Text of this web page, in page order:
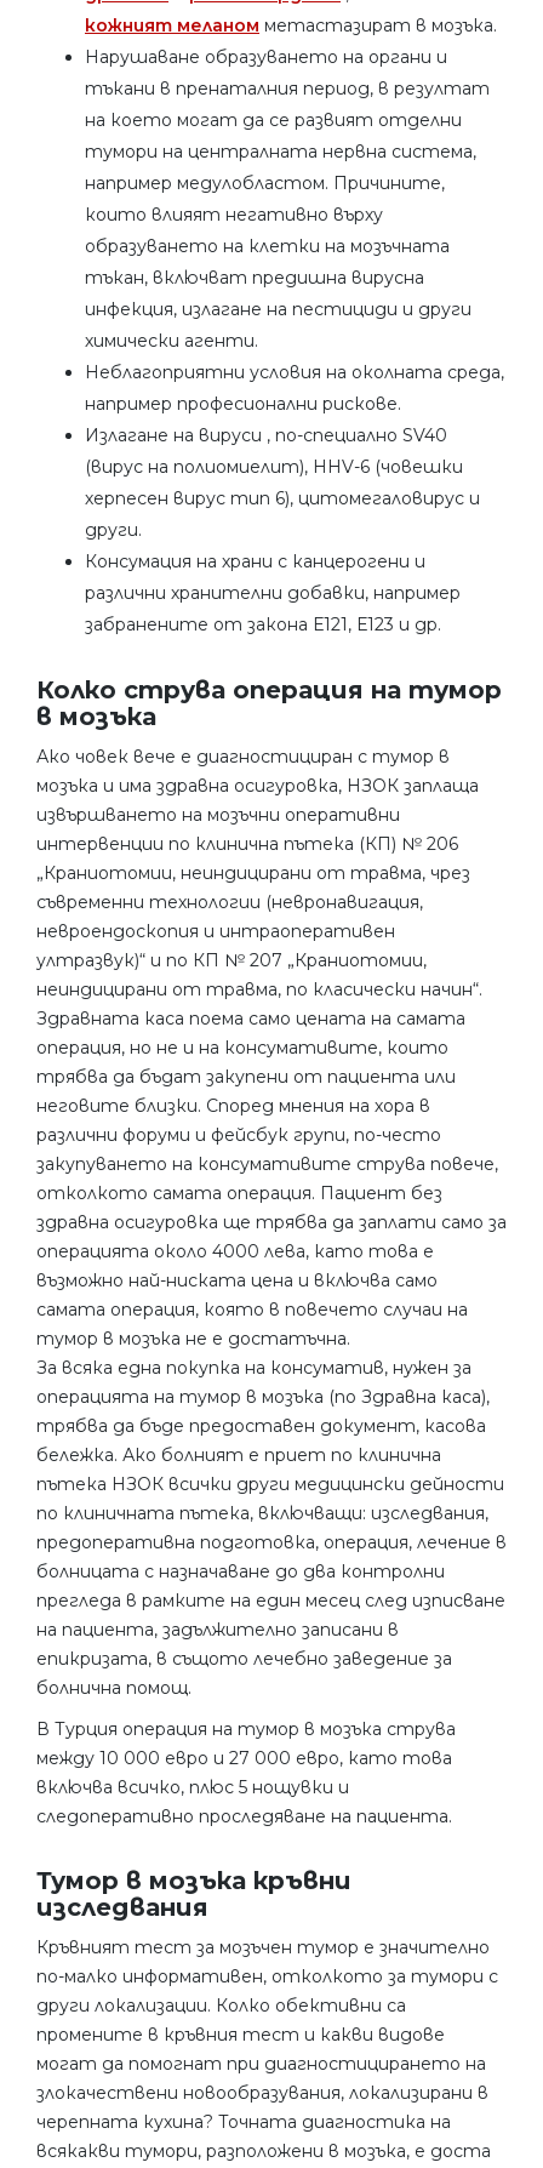
кожният меланом метастазират в мозъка.
Нарушаване образуването на органи и
тъкани в пренаталния период, в резултат
на което могат да се развият отделни
тумори на централната нервна система,
например медулобластом. Причините,
които влияят негативно върху
образуването на клетки на мозъчната
тъкан, включват предишна вирусна
инфекция, излагане на пестициди и други
химически агенти.
Неблагоприятни условия на околната среда,
например професионални рискове.
Излагане на вируси , по-специално SV40
(вирус на полиомиелит), HHV-6 (човешки
херпесен вирус тип 6), цитомегаловирус и
други.
Консумация на храни с канцерогени и
различни хранителни добавки, например
забранените от закона Е121, Е123 и др.
Колко струва операция на тумор
в мозъка
Ако човек вече е диагностициран с тумор в
мозъка и има здравна осигуровка, НЗОК заплаща
извършването на мозъчни оперативни
интервенции по клинична пътека (КП) № 206
„Краниотомии, неиндицирани от травма, чрез
съвременни технологии (невронавигация,
невроендоскопия и интраоперативен
ултразвук)“ и по КП № 207 „Краниотомии,
неиндицирани от травма, по класически начин“.
Здравната каса поема само цената на самата
операция, но не и на консумативите, които
трябва да бъдат закупени от пациента или
неговите близки. Според мнения на хора в
различни форуми и фейсбук групи, по-често
закупуването на консумативите струва повече,
отколкото самата операция. Пациент без
здравна осигуровка ще трябва да заплати само за
операцията около 4000 лева, като това е
възможно най-ниската цена и включва само
самата операция, която в повечето случаи на
тумор в мозъка не е достатъчна.
За всяка една покупка на консуматив, нужен за
операцията на тумор в мозъка (по Здравна каса),
трябва да бъде предоставен документ, касова
бележка. Ако болният е приет по клинична
пътека НЗОК всички други медицински дейности
по клиничната пътека, включващи: изследвания,
предоперативна подготовка, операция, лечение в
болницата с назначаване до два контролни
прегледа в рамките на един месец след изписване
на пациента, задължително записани в
епикризата, в същото лечебно заведение за
болнична помощ.
В Турция операция на тумор в мозъка струва
между 10 000 евро и 27 000 евро, като това
включва всичко, плюс 5 нощувки и
следоперативно проследяване на пациента.
Тумор в мозъка кръвни
изследвания
Кръвният тест за мозъчен тумор е значително
по-малко информативен, отколкото за тумори с
други локализации. Колко обективни са
промените в кръвния тест и какви видове
могат да помогнат при диагностицирането на
злокачествени новообразувания, локализирани в
черепната кухина? Точната диагностика на
всякакви тумори, разположени в мозъка, е доста